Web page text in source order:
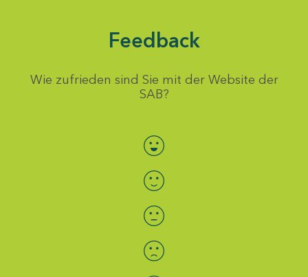
Feedback
Wie zufrieden sind Sie mit der Website der
SAB?
Bewertung auswählen